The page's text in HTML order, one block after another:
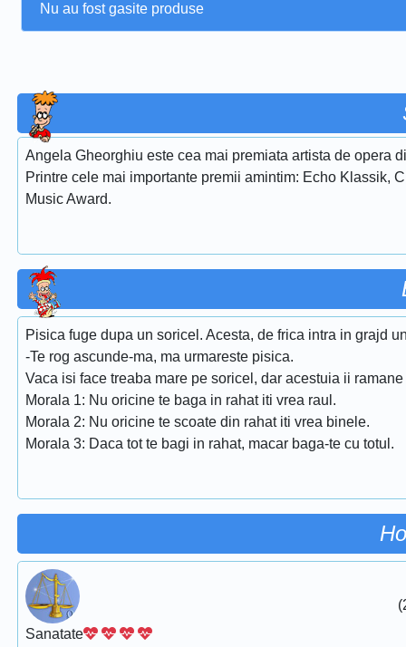
Nu au fost gasite produse
Angela Gheorghiu este cea mai premiata artista de opera
Printre cele mai importante premii amintim: Echo Klassik,
Music Award.
Pisica fuge dupa un soricel. Acesta, de frica intra in grajd
-Te rog ascunde-ma, ma urmareste pisica.
Vaca isi face treaba mare pe soricel, dar acestuia ii
Morala 1: Nu oricine te baga in rahat iti vrea raul.
Morala 2: Nu oricine te scoate din rahat iti vrea binele.
Morala 3: Daca tot te bagi in rahat, macar baga-te cu totul.
Sanatate